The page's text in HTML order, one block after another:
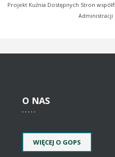
Projekt Kuźnia Dostępnych Stron
Administracji
O NAS
WIĘCEJ O GOPS